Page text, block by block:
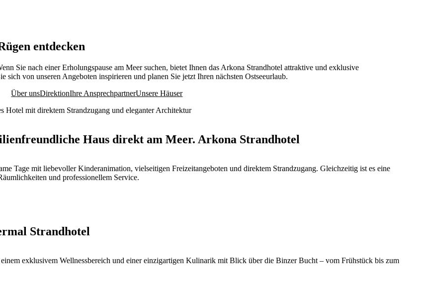
entdecken
Sie nach einer Erholungspause am Meer suchen, bietet Ihnen das Arkona Strandhotel attraktive und exklusive
sich von unseren Angeboten inspirieren und planen Sie jetzt Ihren nächsten Ostseeurlaub.
Über unsDirektionIhre AnsprechpartnerUnsere Häuser
Haus direkt am Meer. Arkona Strandhotel
Tage mit liebevoller Kinderanimation, vielseitigen Freizeitangeboten und direktem Strandzugang. Gleichzeitig ist es eine
und professionellem Service.
Strandhotel
exklusivem Wellnessbereich und einer einzigartigen Kulinarik mit Blick über die Binzer Bucht – vom Frühstück bis zum